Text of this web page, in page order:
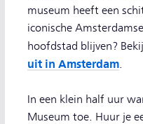
museum heeft een
iconische
hoofdstad blijven?
uit in Amsterdam.
In een klein half uur
Museum toe. Huur je